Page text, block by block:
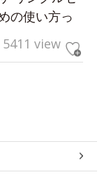
の使い方っ
5411 view